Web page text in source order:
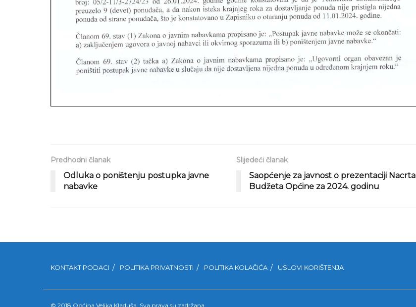
Predhodni članak
Odluka o poništenju postupka javne
nabavke
Slijedeći članak
Saopćenje za javnost o prezentaciji Nacrta
Budžeta Općine za 2024. godinu
KONTAKT PODACI POLITIKA PRIVATNOSTI POLITIKA KOLAČIĆA USLOVI KORIŠTENJA
© 2018 Općina Velika Kladuša. Sva prava su zadržana